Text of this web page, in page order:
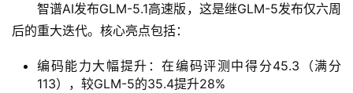
A
智谱AI发布GLM-5.1高速版，这是继GLM-5发布仅六周
后的重大迭代。核心亮点包括：
编码能力大幅提升：在编码评测中得分45.3（满分
113），较GLM-5的35.4提升28%